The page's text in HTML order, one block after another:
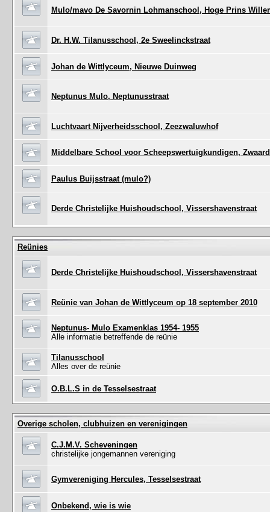
Mulo/mavo De Savornin Lohmanschool, Hoge Prins
Dr. H.W. Tilanusschool, 2e Sweelinckstraat
Johan de Wittlyceum, Nieuwe Duinweg
Neptunus Mulo, Neptunusstraat
Luchtvaart Nijverheidsschool, Zeezwaluwhof
Middelbare School voor Scheepswertuigkundigen,
Paulus Buijsstraat (mulo?)
Derde Christelijke Huishoudschool, Vissershavenstraat
Reünies
Derde Christelijke Huishoudschool, Vissershavenstraat
Reünie van Johan de Wittlyceum op 18 september 2010
Neptunus- Mulo Examenklas 1954- 1955
Alle informatie betreffende de reünie
Tilanusschool
Alles over de reünie
O.B.L.S in de Tesselsestraat
Overige scholen, clubhuizen en verenigingen
C.J.M.V. Scheveningen
christelijke jongemannen vereniging
Gymvereniging Hercules, Tesselsestraat
Onbekend, wie is wie